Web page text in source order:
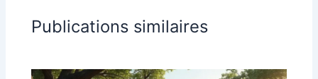
Publications similaires